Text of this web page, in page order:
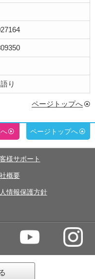
り
ページトップへ
ページトップへ
様サポート
概要
情報保護方針